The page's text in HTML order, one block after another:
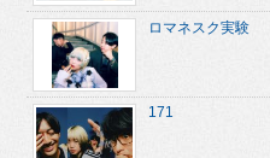
ロマネスク実験
171